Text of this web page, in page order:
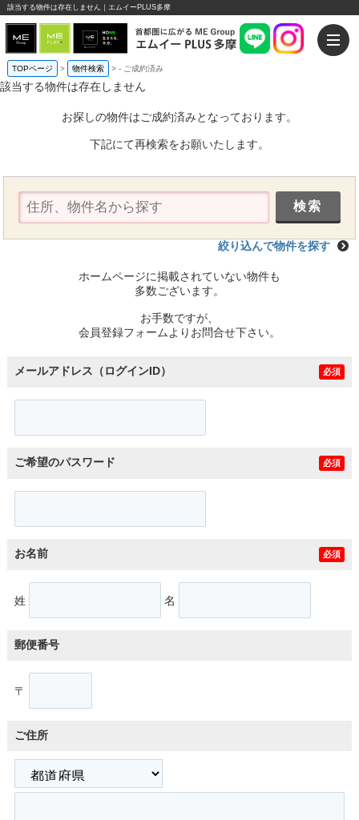
該当する物件は存在しません｜エムイーPLUS多摩
TOPページ > 物件検索 >- ご成約済み
該当する物件は存在しません
お探しの物件はご成約済みとなっております。
下記にて再検索をお願いたします。
絞り込んで物件を探す
ホームページに掲載されていない物件も
多数ございます。
お手数ですが、
会員登録フォームよりお問合せ下さい。
メールアドレス（ログインID） 必須
ご希望のパスワード 必須
お名前 必須
姓 名
郵便番号
〒
ご住所